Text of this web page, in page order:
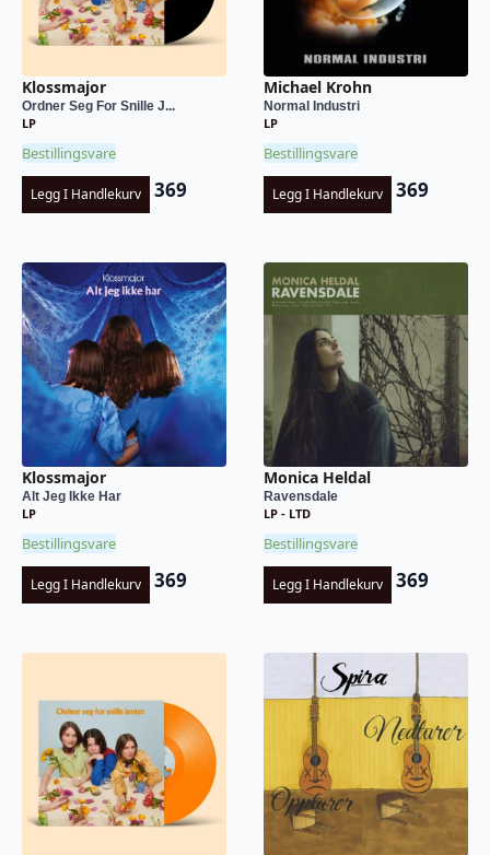
Klossmajor
Ordner Seg For Snille J...
LP
Bestillingsvare
Legg I Handlekurv 369
Michael Krohn
Normal Industri
LP
Bestillingsvare
Legg I Handlekurv 369
Klossmajor
Alt Jeg Ikke Har
LP
Bestillingsvare
Legg I Handlekurv 369
Monica Heldal
Ravensdale
LP - LTD
Bestillingsvare
Legg I Handlekurv 369